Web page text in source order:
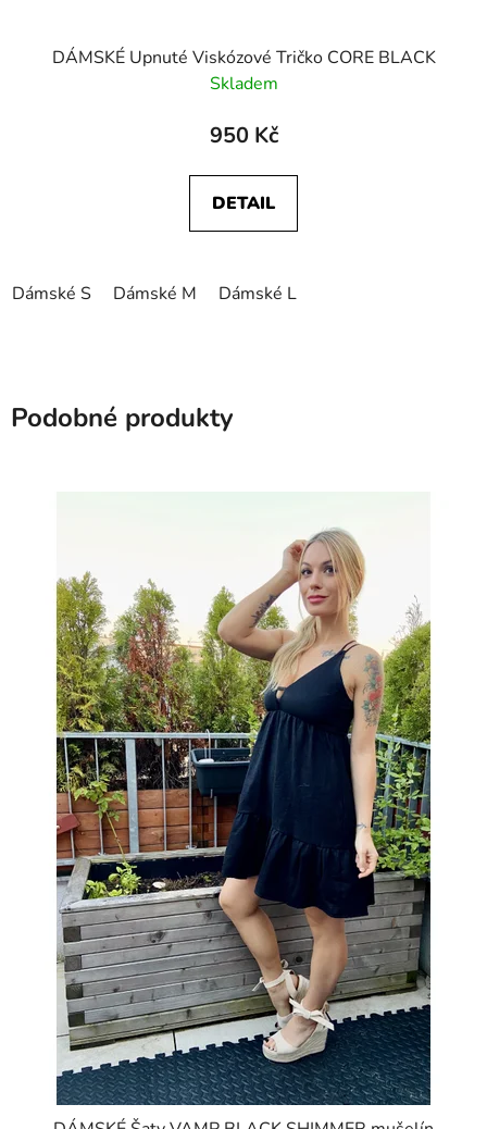
DÁMSKÉ Upnuté Viskózové Tričko CORE BLACK
Skladem
950 Kč
DETAIL
Dámské S Dámské M Dámské L
Podobné produkty